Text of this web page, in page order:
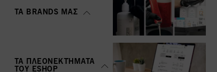
ΤΑ BRANDS ΜΑΣ
ΤΑ ΠΛΕΟΝΕΚΤΉΜΑΤΑ
ΤΟΥ ΕSHOP